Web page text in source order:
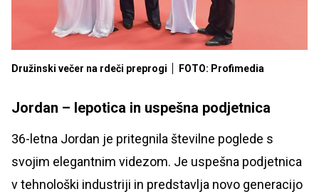
Družinski večer na rdeči preprogi FOTO: Profimedia
Jordan – lepotica in uspešna podjetnica
36-letna Jordan je pritegnila številne poglede s
svojim elegantnim videzom. Je uspešna podjetnica
v tehnološki industriji in predstavlja novo generacijo